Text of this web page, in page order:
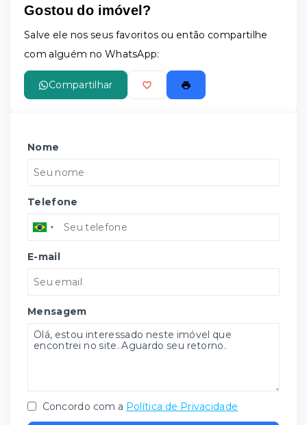
Gostou do imóvel?
Salve ele nos seus favoritos ou então compartilhe
com alguém no WhatsApp:
Compartilhar
Nome
Telefone
E-mail
Mensagem
Concordo com a Política de Privacidade